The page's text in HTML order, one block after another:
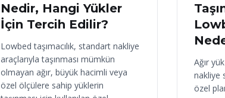
Nedir, Hangi Yükler
İçin Tercih Edilir?
Lowbed taşımacılık, standart nakliye
araçlarıyla taşınması mümkün
olmayan ağır, büyük hacimli veya
özel ölçülere sahip yüklerin
Ağır
nakliye
özel